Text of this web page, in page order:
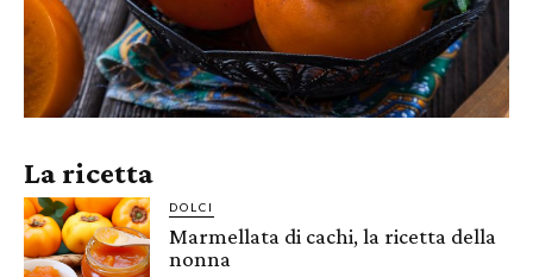
La ricetta
DOLCI
Marmellata di cachi, la ricetta della
nonna